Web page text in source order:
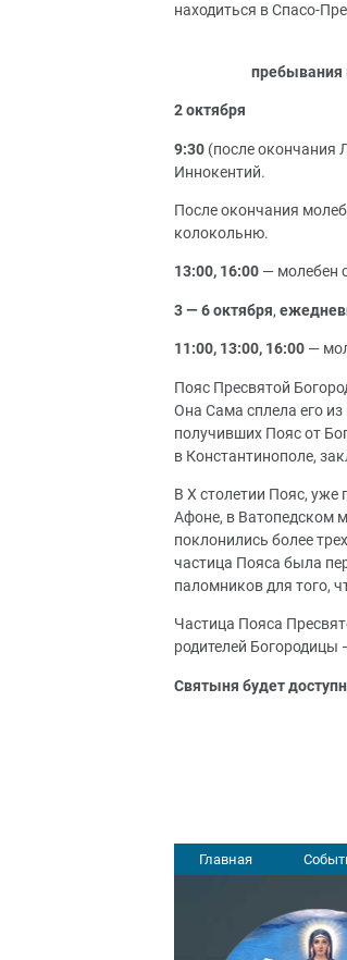
находиться в Спасо-
пребывания
2 октября
9:30 (после окончания
Иннокентий.
После окончания
колокольню.
13:00, 16:00 — молебен
3 — 6 октября,
11:00, 13:00, 16:00 —
Пояс Пресвятой
Она Сама сплела его
получивших Пояс от
в Константинополе,
В X столетии Пояс, уже
Афоне, в Ватопедском
поклонились более
частица Пояса была
паломников для того,
Частица Пояса
родителей
Святыня будет
Главная